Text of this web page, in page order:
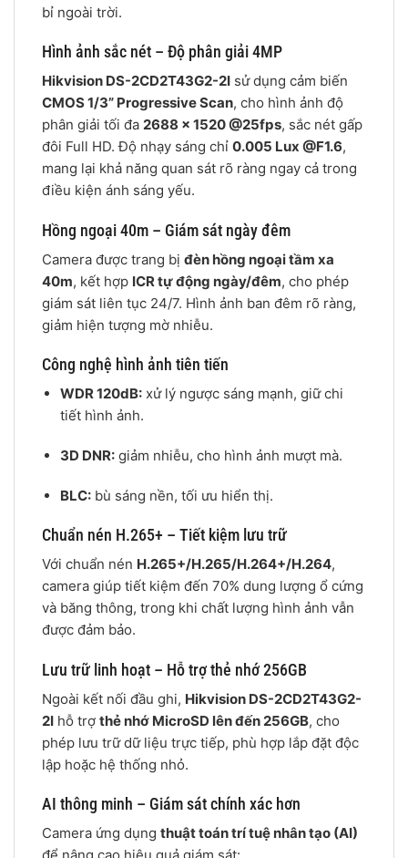
bỉ ngoài trời.
Hình ảnh sắc nét – Độ phân giải 4MP
Hikvision DS-2CD2T43G2-2I sử dụng cảm biến
CMOS 1/3” Progressive Scan, cho hình ảnh độ
phân giải tối đa 2688 × 1520 @25fps, sắc nét gấp
đôi Full HD. Độ nhạy sáng chỉ 0.005 Lux @F1.6,
mang lại khả năng quan sát rõ ràng ngay cả trong
điều kiện ánh sáng yếu.
Hồng ngoại 40m – Giám sát ngày đêm
Camera được trang bị đèn hồng ngoại tầm xa
40m, kết hợp ICR tự động ngày/đêm, cho phép
giám sát liên tục 24/7. Hình ảnh ban đêm rõ ràng,
giảm hiện tượng mờ nhiễu.
Công nghệ hình ảnh tiên tiến
WDR 120dB:xử lý ngược sáng mạnh, giữ chi
tiết hình ảnh.
3D DNR:giảm nhiễu, cho hình ảnh mượt mà.
BLC:bù sáng nền, tối ưu hiển thị.
Chuẩn nén H.265+ – Tiết kiệm lưu trữ
Với chuẩn nén H.265+/H.265/H.264+/H.264,
camera giúp tiết kiệm đến 70% dung lượng ổ cứng
và băng thông, trong khi chất lượng hình ảnh vẫn
được đảm bảo.
Lưu trữ linh hoạt – Hỗ trợ thẻ nhớ 256GB
Ngoài kết nối đầu ghi, Hikvision DS-2CD2T43G2-
2I hỗ trợ thẻ nhớ MicroSD lên đến 256GB, cho
phép lưu trữ dữ liệu trực tiếp, phù hợp lắp đặt độc
lập hoặc hệ thống nhỏ.
AI thông minh – Giám sát chính xác hơn
Camera ứng dụng thuật toán trí tuệ nhân tạo (AI)